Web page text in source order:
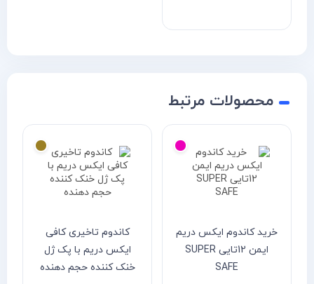
محصولات مرتبط
خرید کاندوم ایکس دریم
ایمن 12تایی SUPER
SAFE
کاندوم تاخیری کافی
ایکس دریم با پک ژل
خنک کننده حجم دهنده